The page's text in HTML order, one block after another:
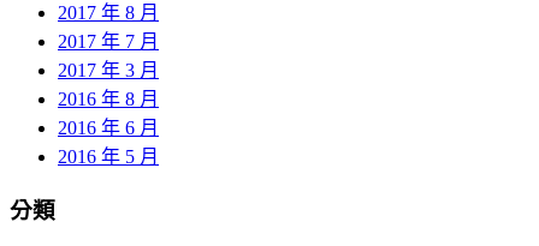
2017 年 8 月
2017 年 7 月
2017 年 3 月
2016 年 8 月
2016 年 6 月
2016 年 5 月
分類